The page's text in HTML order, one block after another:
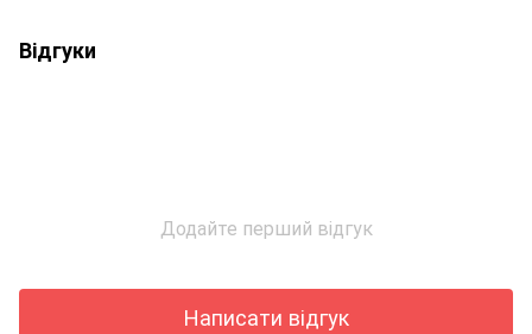
Відгуки
Додайте перший відгук
Написати відгук